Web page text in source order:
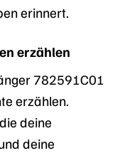
erinnert.
erzählen
782591C01
erzählen.
deine
deine